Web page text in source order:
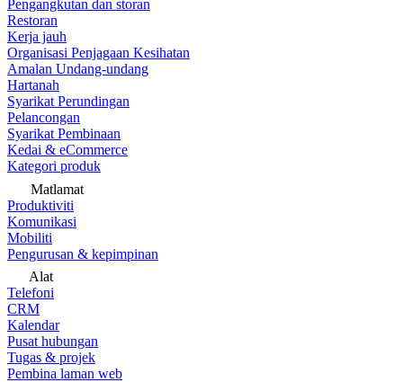
Pengangkutan dan storan
Restoran
Kerja jauh
Organisasi Penjagaan Kesihatan
Amalan Undang-undang
Hartanah
Syarikat Perundingan
Pelancongan
Syarikat Pembinaan
Kedai & eCommerce
Kategori produk
Matlamat
Produktiviti
Komunikasi
Mobiliti
Pengurusan & kepimpinan
Alat
Telefoni
CRM
Kalendar
Pusat hubungan
Tugas & projek
Pembina laman web